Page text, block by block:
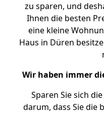
zu sparen, und
Ihnen die besten
eine kleine
Haus in Düren
Wir haben immer
Sparen Sie sich
darum, dass Sie die